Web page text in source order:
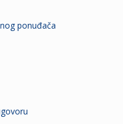
ponuđača